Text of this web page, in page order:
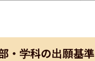
・学科の出願基